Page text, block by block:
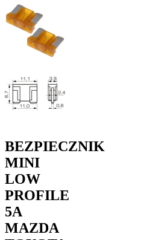
BEZPIECZNIK
MINI
LOW
PROFILE
5A
MAZDA